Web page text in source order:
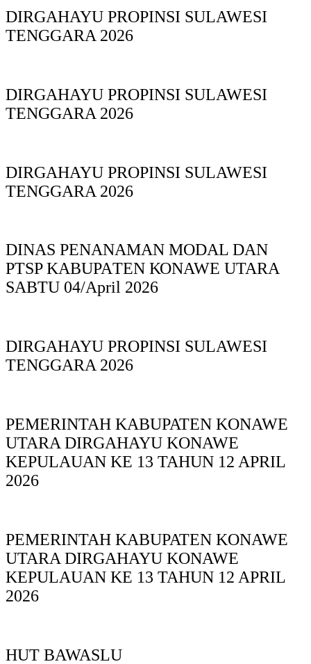
DIRGAHAYU PROPINSI SULAWESI
TENGGARA 2026
DIRGAHAYU PROPINSI SULAWESI
TENGGARA 2026
DIRGAHAYU PROPINSI SULAWESI
TENGGARA 2026
DINAS PΕΝΑΝΑΜAN MODAL DAN
PTSP KABUPAΤΕΝ ΚΟNAWE UTARA
SABTU 04/April 2026
DIRGAHAYU PROPINSI SULAWESI
TENGGARA 2026
PEMERINTAH KABUPATEN KONAWE
UTARA DIRGAHAYU KONAWE
KEPULAUAN KE 13 TAHUN 12 APRIL
2026
PEMERINTAH KABUPATEN KONAWE
UTARA DIRGAHAYU KONAWE
KEPULAUAN KE 13 TAHUN 12 APRIL
2026
HUT BAWASLU